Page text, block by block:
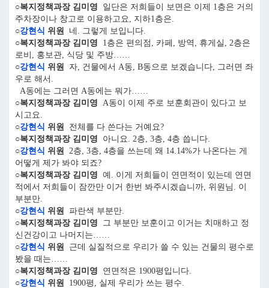
○복지정책과장 김미영 일단은 저희들이 보면은 이제 1층은 거의
주차장이나 창고로 이용하고요, 지하1층은.
○강현식 위원
네. 그렇게 보입니다.
○복지정책과장 김미영 1층은 편의점, 카페, 방역, 휴게실, 2층은
로비, 홍보관, 식당 및 주방……
○강현식 위원
자, 건물에서 A동, B동으로 보겠습니다, 그러면 좌
우로 해서.
A동에는 그러면 A동에는 뭐가……
○복지정책과장 김미영 A동이 이제 주로 보훈회관이 있다고 보
시고요.
○강현식 위원
전체를 다 쓴다는 거예요?
○복지정책과장 김미영 아니요. 2층, 3층, 4층 씁니다.
○강현식 위원
2층, 3층, 4층을 쓰는데 왜 14.14%가 나온다는 게
어떻게 제가 봐야 되죠?
○복지정책과장 김미영 예. 이게 저희들이 연면적이 있는데 연면
적에서 저희들이 잠깐만 이거 한번 봐주시겠습니까, 위원님. 이
부분만.
○강현식 위원
파란색 부분만.
○복지정책과장 김미영 그 부분만 보훈이고 이거는 치매하고 정
신건강이고 나머지는……
○강현식 위원
근데 실질적으로 우리가 쓸 수 있는 건물의 평수로
봤을 때는……
○복지정책과장 김미영 연면적은 1900평입니다.
○강현식 위원
1900평, 실제 우리가 쓰는 평수.